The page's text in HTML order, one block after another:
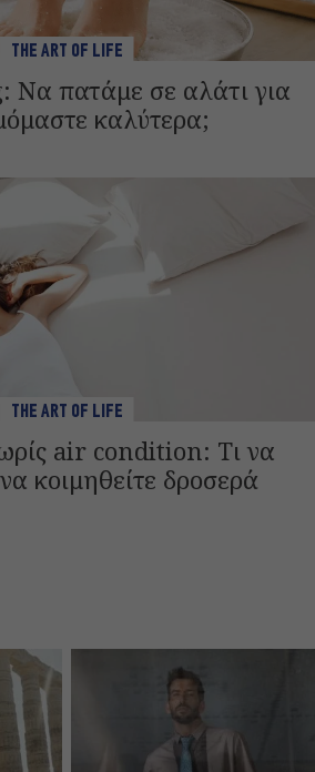
THE ART OF LIFE
Να πατάμε σε αλάτι για
καλύτερα;
THE ART OF LIFE
air condition: Τι να
κοιμηθείτε δροσερά